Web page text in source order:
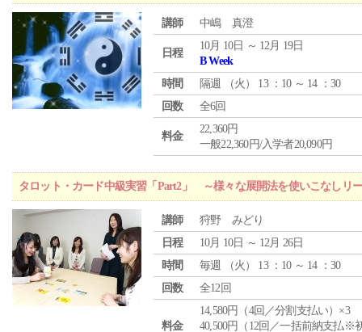
講師 中嶋 真澄
日程
10月 10日 ～ 12月 19日
B Week
時間
隔週 （火 ） 13 ：10 ～ 14 ：30
回数
全6回
料金
22,360円
一般22,360円/入学者20,090円
タロット・カード中級実習「Part2」 ～様々な展開法を使いこなしリ
講師
狩野 みどり
日程
10月 10日 ～ 12月 26日
時間
毎週 （火 ） 13 ：10 ～ 14 ：30
回数
全12回
料金
14,580円（4回／分割支払い）×3
40,500円（12回／一括前納支払※